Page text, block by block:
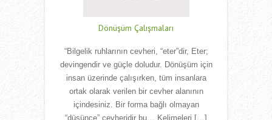
Dönüşüm Çalışmaları
“Bilgelik ruhlarının cevheri, “eter”dir, Eter;
devingendir ve güçle doludur. Dönüşüm için
insan üzerinde çalışırken, tüm insanlara
ortak olarak verilen bir cevher alanının
içindesiniz. Bir forma bağlı olmayan